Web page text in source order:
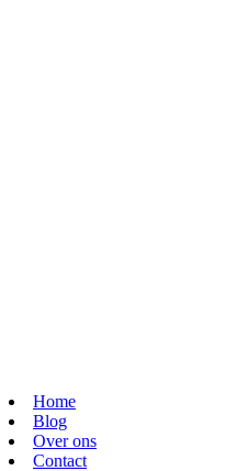
Home
Blog
Over ons
Contact